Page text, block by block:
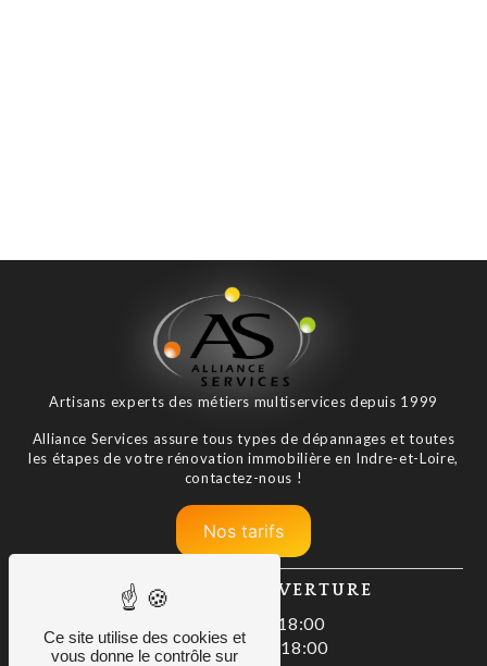
Artisans experts des métiers multiservices depuis 1999
Alliance Services assure tous types de dépannages et toutes
les étapes de votre rénovation immobilière en Indre-et-Loire,
contactez-nous !
Nos tarifs
HORAIRES D'OUVERTURE
Lundi : 08:00–18:00
Mardi : 08:00–18:00
Ce site utilise des cookies et
vous donne le contrôle sur